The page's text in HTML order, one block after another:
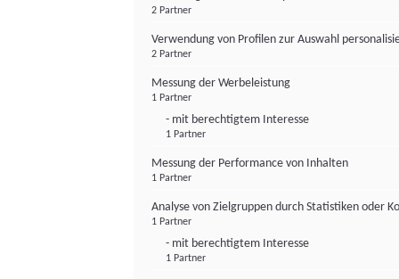
2 Partner
Verwendung von Profilen zur Auswahl
2 Partner
Messung der Werbeleistung
1 Partner
- mit berechtigtem Interesse
1 Partner
Messung der Performance von Inhalten
1 Partner
Analyse von Zielgruppen durch Statistiken oder
1 Partner
- mit berechtigtem Interesse
1 Partner